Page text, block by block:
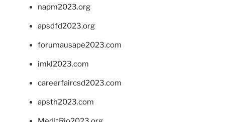
napm2023.org
apsdfd2023.org
forumausape2023.com
imkl2023.com
careerfaircsd2023.com
apsth2023.com